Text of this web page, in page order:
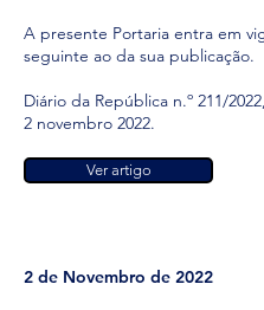
A presente Portaria entra em
seguinte ao da sua publicação.
Diário da República n.º 211/
2 novembro 2022.
Ver artigo
2 de Novembro de 2022